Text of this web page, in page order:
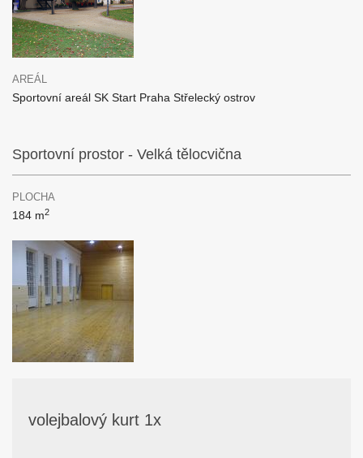
AREÁL
Sportovní areál SK Start Praha Střelecký ostrov
Sportovní prostor - Velká tělocvična
PLOCHA
184 m2
volejbalový kurt 1x